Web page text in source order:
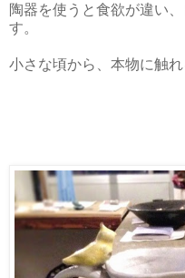
陶器を使うと食欲が違い
す。
小さな頃から、本物に触